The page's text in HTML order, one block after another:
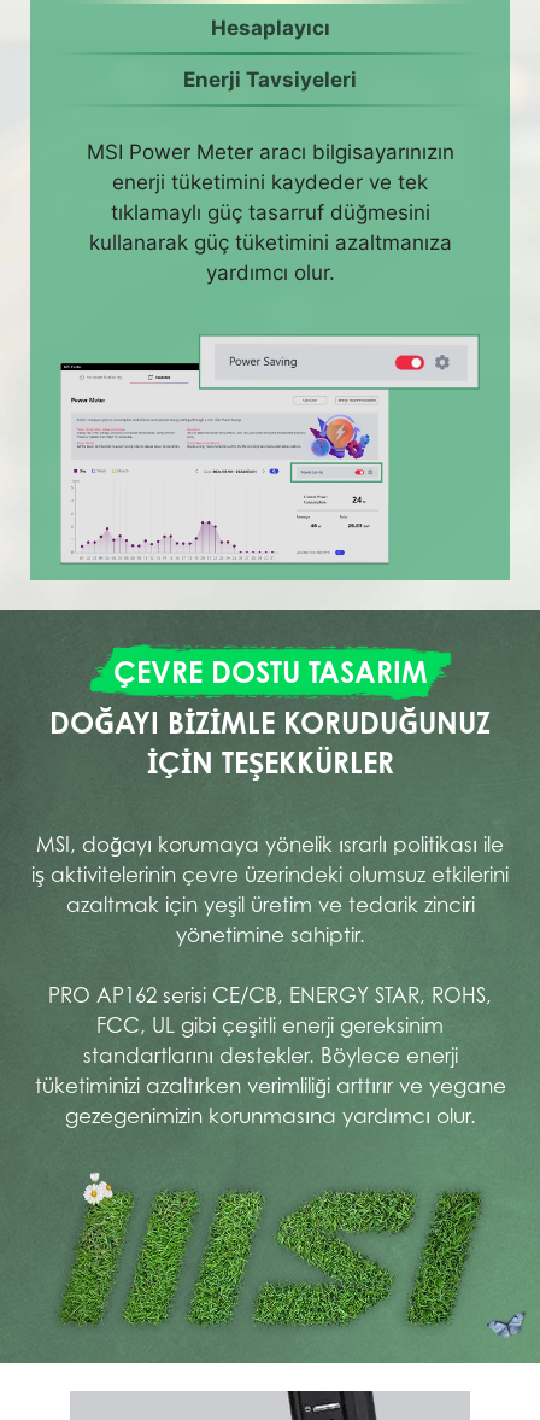
Hesaplayıcı
Enerji Tavsiyeleri
MSI Power Meter aracı bilgisayarınızın
enerji tüketimini kaydeder ve tek
tıklamaylı güç tasarruf düğmesini
kullanarak güç tüketimini azaltmanıza
yardımcı olur.
ÇEVRE DOSTU TASARIM
DOĞAYI BIZIMLE KORUDUĞUNUZ
IÇIN TEŞEKKÜRLER
MSI, doğayı korumaya yönelik ısrarlı politikası ile
iş aktivitelerinin çevre üzerindeki olumsuz etkilerini
azaltmak için yeşil üretim ve tedarik zinciri
yönetimine sahiptir.
PRO AP162 serisi CE/CB, ENERGY STAR, ROHS,
FCC, UL gibi çeşitli enerji gereksinim
standartlarını destekler. Böylece enerji
tüketiminizi azaltırken verimliliği arttırır ve yegane
gezegenimizin korunmasına yardımcı olur.